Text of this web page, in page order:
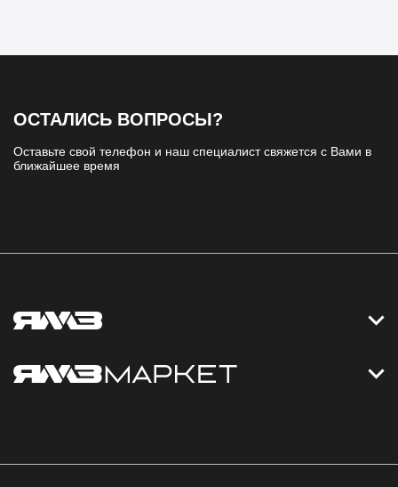
ОСТАЛИСЬ ВОПРОСЫ?
Оставьте свой телефон и наш специалист свяжется с Вами в
ближайшее время
Контакты